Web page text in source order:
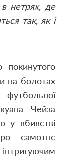
в нетрях, де
так, як і
на болотах
футбольної
Чейза
у вбивстві
самотнє